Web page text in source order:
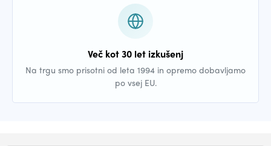
Več kot 30 let izkušenj
Na trgu smo prisotni od leta 1994 in opremo dobavljamo
po vsej EU.